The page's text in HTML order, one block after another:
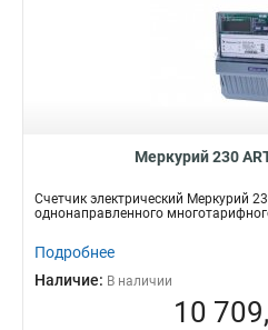
Меркурий 230
Счетчик электрический Меркурий
однонаправленного
Подробнее
Наличие: В наличии
10